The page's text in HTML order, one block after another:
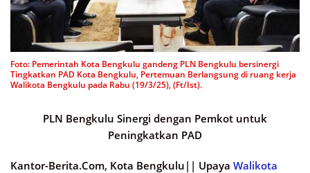
Foto: Pemerintah Kota Bengkulu gandeng PLN Bengkulu bersinergi
Tingkatkan PAD Kota Bengkulu, Pertemuan Berlangsung di ruang kerja
Walikota Bengkulu pada Rabu (19/3/25), (Ft/Ist).
PLN Bengkulu Sinergi dengan Pemkot untuk
Peningkatkan PAD
Kantor-Berita.Com, Kota Bengkulu|| Upaya Walikota